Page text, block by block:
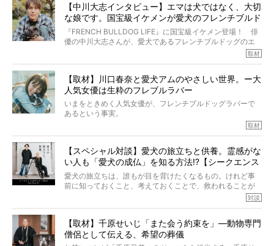
太郎のオーナーである佐藤さんご夫婦に、治療の選択やケ
アについて詳しくお話しをうかがいました。
り添いたいと思う。
その悲しみをいますぐ解消することはできないが、話をき
いて、泣いたり笑ったりするのもいいだろう。
こんな子だった、こんなにいい子だった、ほんとうに愛し
ていたと。
ぼくらは上沼恵美子さんのご自宅へ伺って、お話をきこう
と思った。
【中川大志インタビュー】エマは犬ではなく、大切
な娘です。国宝級イケメンが愛犬のフレンチブルド
ッグと一緒に登場
『FRENCH BULLDOG LIFE』に国宝級イケメン登場！ 俳
優の中川大志さんが、愛犬であるフレンチブルドッグのエ
マちゃん（2歳の女の子）にメロメロとの情報を聞きつけ、
カエピソードが次から次へと飛び出しました。
取材
【取材】川口春奈と愛犬アムのやさしい世界。ー大
人気女優は生粋のフレブルラバー
いまをときめく人気女優が、フレンチブルドッグラバーで
あるという事実。
とりを目の当たりにするほどに、そのフレンチブルドッグ
愛がわたしたちのそれとまったく同じであることに、なん
だかうれしくなってしまったのでした。
春奈さんとアムちゃんのすてきな暮らしを、BUHI編集長の
小西がいつくしみながら、切り取らせていただきます。
取材
【スペシャル対談】愛犬の旅立ちと供養。霊感がな
い人も「愛犬の成仏」を知る方法!?【シークエンス
はやとも×PELI】
愛犬の旅立ちは、誰もが目を背けたくなるもの。けれど事
前に知っておくこと、考えておくことで、救われることが
力をもつお笑い芸人「シークエンスはやとも」さんに、愛
犬の旅立ちや供養についてインタビュー。
対談
【取材】千原せいじ「また会う約束を」―動物専門
僧侶として伝える、希望の葬儀